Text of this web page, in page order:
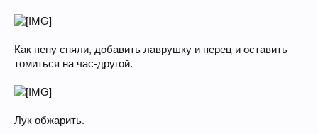
Как пену сняли, добавить лаврушку и перец и оставить
томиться на час-другой.
Лук обжарить.